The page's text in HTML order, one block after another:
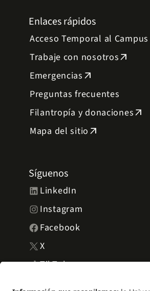
Enlaces rápidos
Acceso Temporal al Campus
Trabaje con nosotrosarrow_outward
Emergencias arrow_outward
Preguntas frecuentes
Filantropía y donacionesarrow_outward
Mapa del sitio arrow_outward
Síguenos
LinkedIn
Instagram
Facebook
X
TikTok